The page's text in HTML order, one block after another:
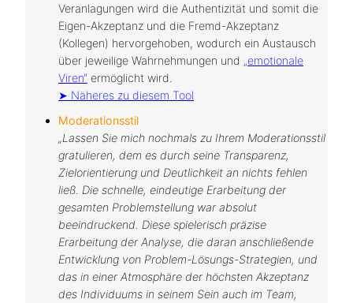
Veranlagungen wird die Authentizität und somit die
Eigen-Akzeptanz und die Fremd-Akzeptanz
(Kollegen) hervorgehoben, wodurch ein Austausch
über jeweilige Wahrnehmungen und „emotionale
Viren“ ermöglicht wird.
➤ Näheres zu diesem Tool
Moderationsstil
„Lassen Sie mich nochmals zu Ihrem Moderationsstil
gratulieren, dem es durch seine Transparenz,
Zielorientierung und Deutlichkeit an nichts fehlen
ließ. Die schnelle, eindeutige Erarbeitung der
gesamten Problemstellung war absolut
beeindruckend. Diese spielerisch präzise
Erarbeitung der Analyse, die daran anschließende
Entwicklung von Problem-Lösungs-Strategien, und
das in einer Atmosphäre der höchsten Akzeptanz
des Individuums in seinem Sein auch im Team,